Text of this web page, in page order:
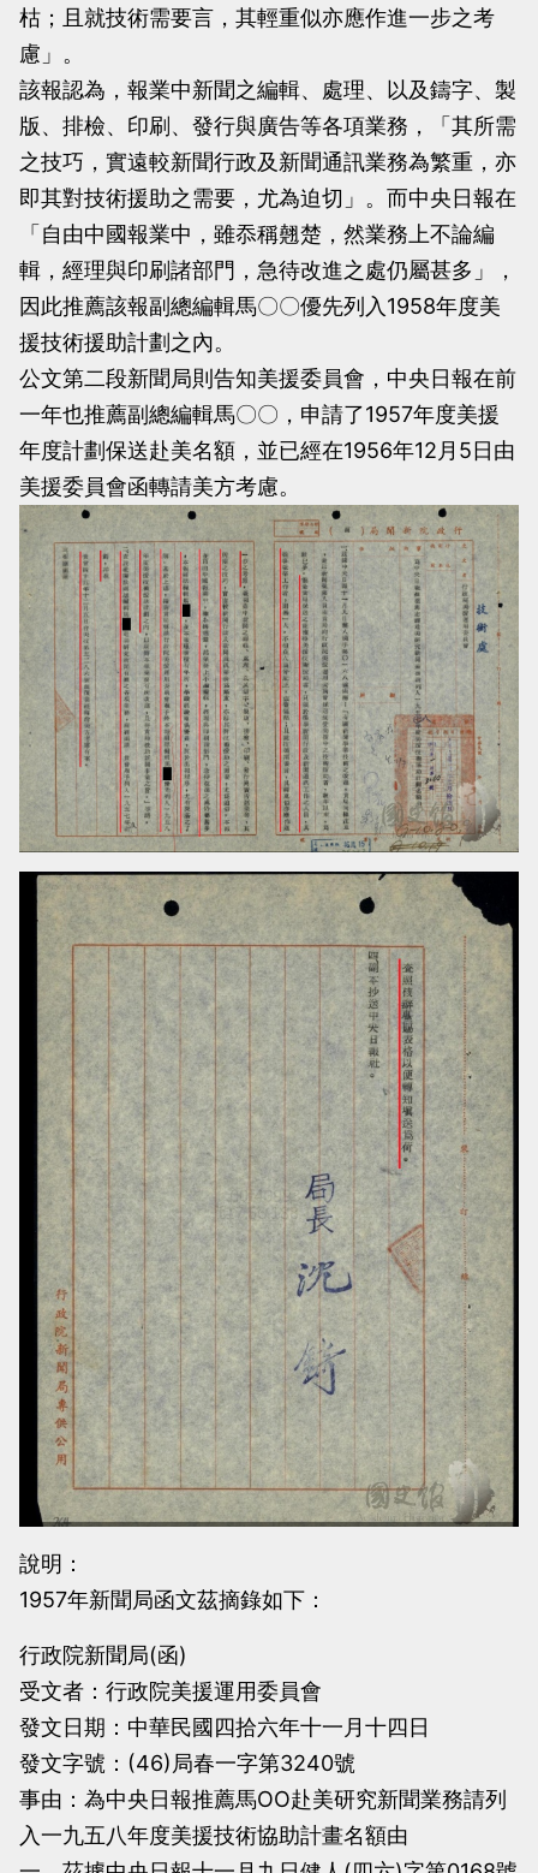
枯；且就技術需要言，其輕重似亦應作進一步之考
慮」。
該報認為，報業中新聞之編輯、處理、以及鑄字、製
版、排檢、印刷、發行與廣告等各項業務，「其所需
之技巧，實遠較新聞行政及新聞通訊業務為繁重，亦
即其對技術援助之需要，尤為迫切」。而中央日報在
「自由中國報業中，雖忝稱翹楚，然業務上不論編
輯，經理與印刷諸部門，急待改進之處仍屬甚多」，
因此推薦該報副總編輯馬〇〇優先列入1958年度美
援技術援助計劃之內。
公文第二段新聞局則告知美援委員會，中央日報在前
一年也推薦副總編輯馬〇〇，申請了1957年度美援
年度計劃保送赴美名額，並已經在1956年12月5日由
美援委員會函轉請美方考慮。
說明：
1957年新聞局函文茲摘錄如下：
行政院新聞局(函)
受文者：行政院美援運用委員會
發文日期：中華民國四拾六年十一月十四日
發文字號：(46)局春一字第3240號
事由：為中央日報推薦馬OO赴美研究新聞業務請列
入一九五八年度美援技術協助計畫名額由